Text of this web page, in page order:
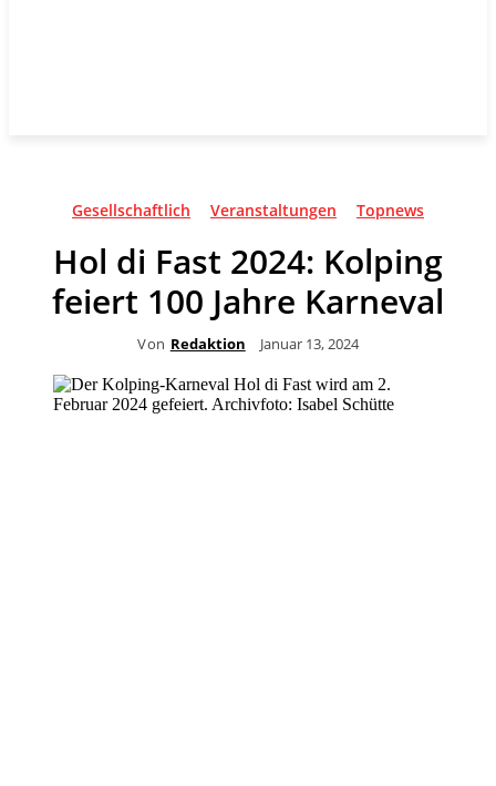
Gesellschaftlich Veranstaltungen Topnews
Hol di Fast 2024: Kolping
feiert 100 Jahre Karneval
Von Redaktion Januar 13, 2024